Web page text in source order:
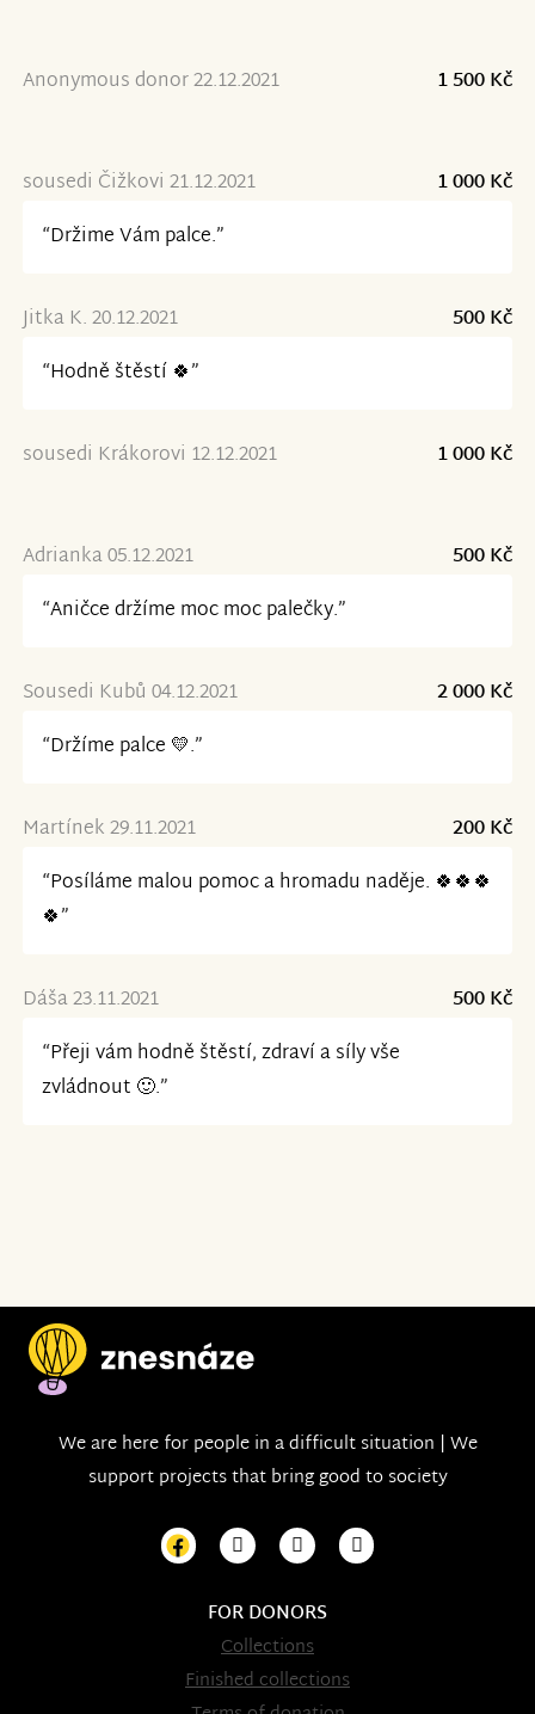
Anonymous donor 22.12.2021 1 500 Kč
sousedi Čižkovi 21.12.2021
1 000 Kč
“Držime Vám palce.”
Jitka K. 20.12.2021
500 Kč
“Hodně štěstí 🍀”
sousedi Krákorovi 12.12.2021 1 000 Kč
Adrianka 05.12.2021
500 Kč
“Aničce držíme moc moc palečky.”
Sousedi Kubů 04.12.2021
2 000 Kč
“Držíme palce 💛.”
Martínek 29.11.2021
200 Kč
“Posíláme malou pomoc a hromadu naděje. 🍀🍀🍀
🍀”
Dáša 23.11.2021
500 Kč
“Přeji vám hodně štěstí, zdraví a síly vše
zvládnout 🙂.”
We are here for people in a difficult situation | We
support projects that bring good to society
FOR DONORS
Collections
Finished collections